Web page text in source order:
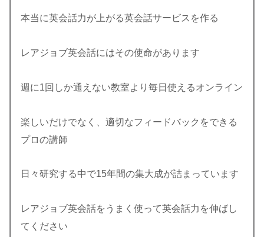
本当に英会話力が上がる英会話サービスを作る
レアジョブ英会話にはその使命があります
週に1回しか通えない教室より毎日使えるオンライン
楽しいだけでなく、適切なフィードバックをできる
プロの講師
日々研究する中で15年間の集大成が詰まっています
レアジョブ英会話をうまく使って英会話力を伸ばし
てください